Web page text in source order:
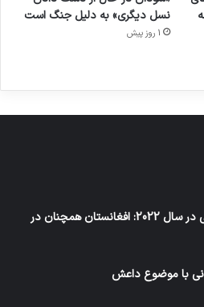
نسل دیگری» به دلیل جنگ است
1 روز پیش
انتشار شاخص تروریسم جهانی در سال 2022: افغانستان همچنان در
با موضوع داعش